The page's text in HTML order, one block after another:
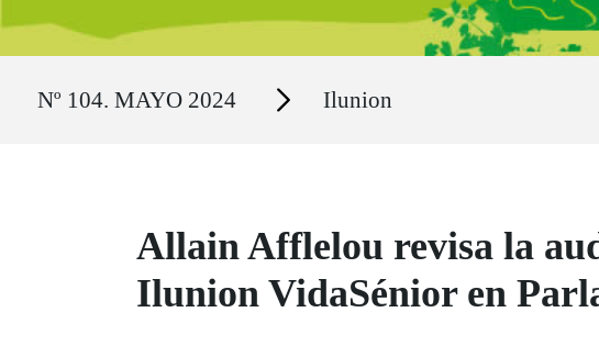
Nº 104. MAYO 2024 Secciones Ilunion
Allain Afflelou revisa la
Ilunion VidaSénior en